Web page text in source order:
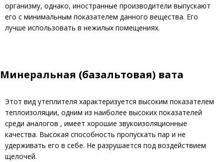
организму, однако, иностранные производители выпускают
его с минимальным показателем данного вещества. Его
лучше использовать в нежилых помещениях.
Минеральная (базальтовая) вата
Этот вид утеплителя характеризуется высоким показателем
теплоизоляции, одним из наиболее высоких показателей
среди аналогов , имеет хорошие звукоизоляционные
качества. Высокая способность пропускать пар и не
удерживать его в себе. Не разрушается под воздействием
щелочей.